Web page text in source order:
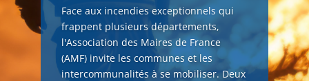
Face aux incendies exceptionnels qui
frappent plusieurs départements,
l'Association des Maires de France
(AMF) invite les communes et les
intercommunalités à se mobiliser. Deux